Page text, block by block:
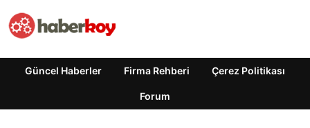
Güncel Haberler Firma Rehberi Çerez Politikası
Forum